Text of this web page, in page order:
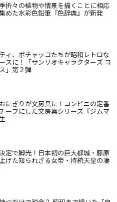
折々の植物や情景を描くことに相応
めた水彩色鉛筆『色辞典』が新発
ィ、ポチャッコたちが昭和レトロな
スに！「サンリオキャラクターズ コ
」第２弾
にぎりが文房具に！コンビニの定番
ーフにした文房具シリーズ『ジムマ
定で脚光！日本初の巨大都城・藤原
げた知られざる女帝・持統天皇の凄